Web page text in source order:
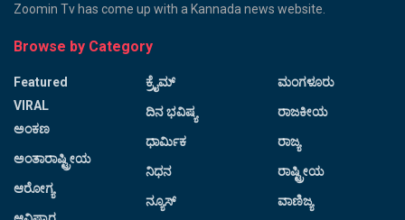
Zoomin Tv has come up with a Kannada news website.
Browse by Category
Featured
VIRAL
ಅಂಕಣ
ಅಂತಾರಾಷ್ಟ್ರೀಯ
ಆರೋಗ್ಯ
ಕ್ರೈಮ್
ದಿನ ಭವಿಷ್ಯ
ಧಾರ್ಮಿಕ
ನಿಧನ
ನ್ಯೂಸ್
ಮಂಗಳೂರು
ರಾಜಕೀಯ
ರಾಜ್ಯ
ರಾಷ್ಟ್ರೀಯ
ವಾಣಿಜ್ಯ